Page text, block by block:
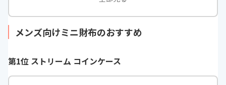
メンズ向けミニ財布のおすすめ
第1位 ストリーム コインケース